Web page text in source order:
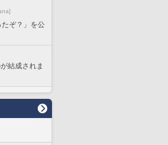
たぞ？」を公
結成されま